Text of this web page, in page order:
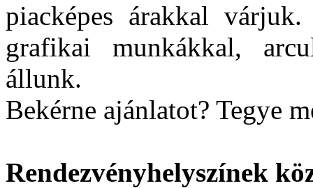
piacképes árakkal
grafikai munkákkal,
állunk.
Bekérne ajánlatot? Tegye
Rendezvényhelyszínek